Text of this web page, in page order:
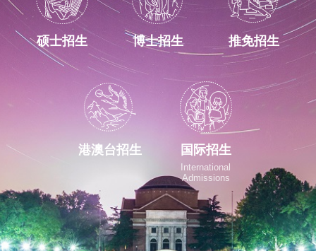
硕士招生 博士招生 推免招生
港澳台招生 国际招生
International
Admissions